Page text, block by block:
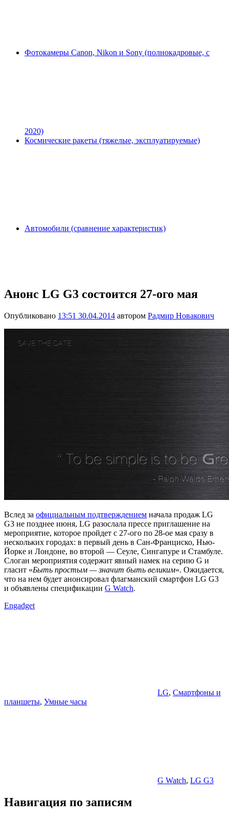
Фотокамеры Canon, Nikon и Sony (полнокадровые, с
2020)
Космические ракеты (тяжелые, эксплуатируемые)
Автомобили (сравнение характеристик)
Анонс LG G3 состоится 27-ого мая
Опубликовано 13:51 30.04.2014 автором Радмир Новакович
Вслед за официальным подтверждением начала продаж LG
G3 не позднее июня, LG разослала прессе приглашение на
мероприятие, которое пройдет с 27-ого по 28-ое мая сразу в
нескольких городах: в первый день в Сан-Франциско, Нью-
Йорке и Лондоне, во второй — Сеуле, Сингапуре и Стамбуле.
Слоган мероприятия содержит явный намек на серию G и
гласит «Быть простым — значит быть великим«. Ожидается,
что на нем будет анонсировал флагманский смартфон LG G3
и объявлены спецификации G Watch.
Engadget
LG, Смартфоны и
планшеты, Умные часы
G Watch, LG G3
Навигация по записям